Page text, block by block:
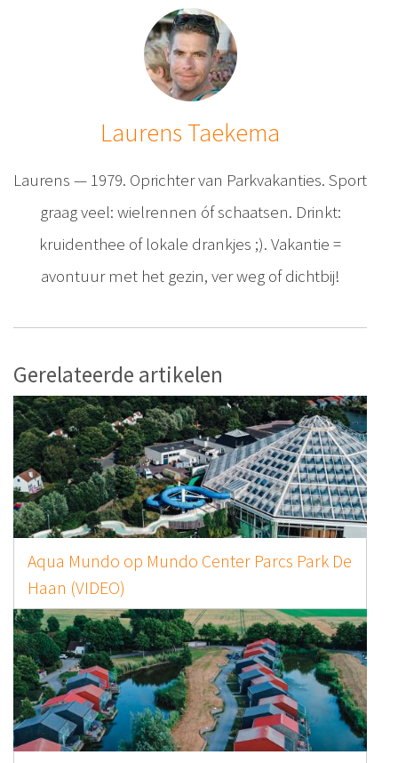
Laurens Taekema
Laurens — 1979. Oprichter van Parkvakanties. Sport
graag veel: wielrennen óf schaatsen. Drinkt:
kruidenthee of lokale drankjes ;). Vakantie =
avontuur met het gezin, ver weg of dichtbij!
Gerelateerde artikelen
Park De
Alle glijbanen in het zwembad van